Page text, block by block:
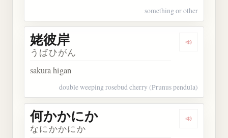
something or other
Dengarkan
姥彼岸
うばひがん
sakura higan
double weeping rosebud cherry (Prunus pendula)
Dengarkan
何かかにか
なにかかにか